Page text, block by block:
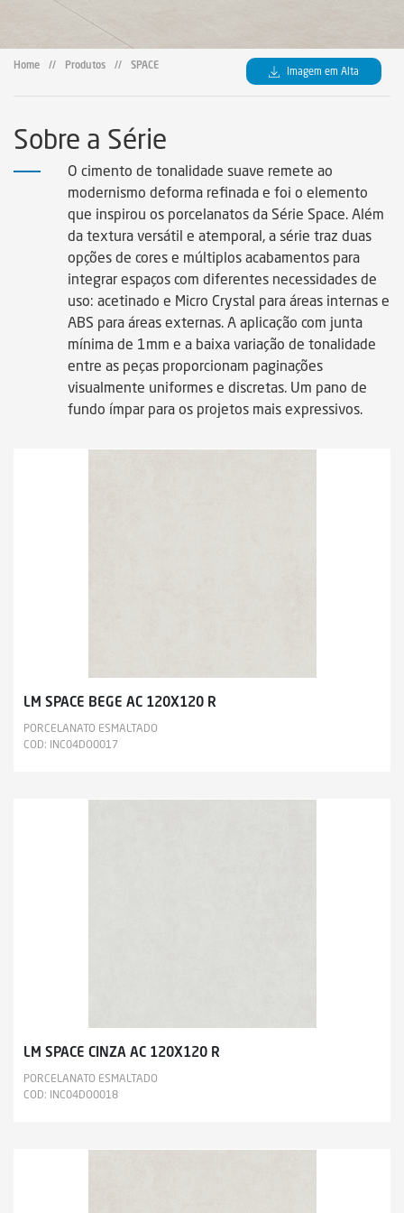
Certificados
Certificados
Legendas Técnicas
Sustainability
Sustentabilidad
Sustentabilidade
Home // Produtos // SPACE Imagem em Alta
Sobre a Série
O cimento de tonalidade suave remete ao
modernismo deforma refinada e foi o elemento
que inspirou os porcelanatos da Série Space. Além
da textura versátil e atemporal, a série traz duas
opções de cores e múltiplos acabamentos para
integrar espaços com diferentes necessidades de
uso: acetinado e Micro Crystal para áreas internas e
ABS para áreas externas. A aplicação com junta
mínima de 1mm e a baixa variação de tonalidade
entre as peças proporcionam paginações
visualmente uniformes e discretas. Um pano de
fundo ímpar para os projetos mais expressivos.
LM SPACE BEGE AC 120X120 R
PORCELANATO ESMALTADO
COD: INC04DO0017
LM SPACE CINZA AC 120X120 R
PORCELANATO ESMALTADO
COD: INC04DO0018